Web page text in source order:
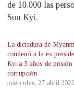
de 10.000 las
Suu Kyi.
La dictadura de
condenó a la ex
Kyi a 5 años de prisión
corrupción
miércoles, 27 abril